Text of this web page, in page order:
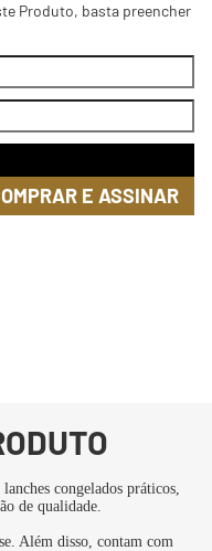
Produto, basta preencher
E ASSINAR
congelados práticos,
de qualidade.
Além disso, contam com